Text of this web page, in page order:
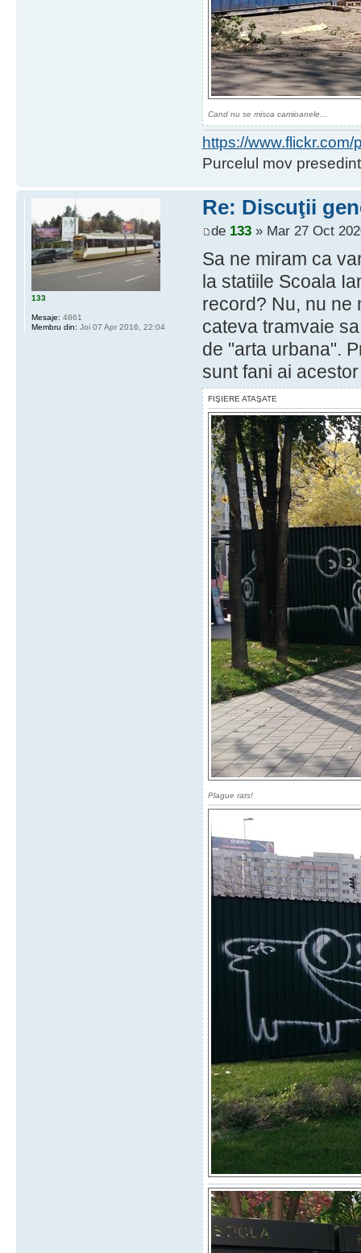
Cand nu se misca camioanele...
https://
Purcelul mov
Re: Discuţii
de 133» Mar 27 Oct
Sa ne miram ca
la statiile Scoala
record? Nu, nu ne
cateva tramvaie
de "arta urbana".
sunt fani ai
FIŞIERE ATAŞATE
Plague rats!
133
Mesaje: 4861
Membru din: Joi 07 Apr 2016, 22:04